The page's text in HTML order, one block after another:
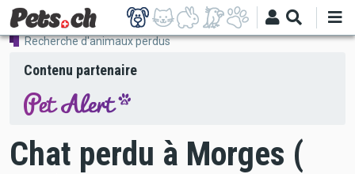
Aller
au
contenuRecherche d'animaux perdus
Contenu partenaire
Chat perdu à Morges (